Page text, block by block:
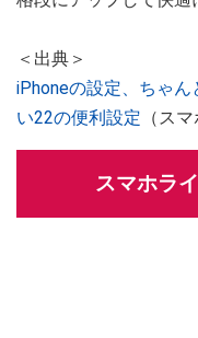
＜出典＞
iPhoneの設定、ちゃ
い22の便利設定 （ス
スマホラ